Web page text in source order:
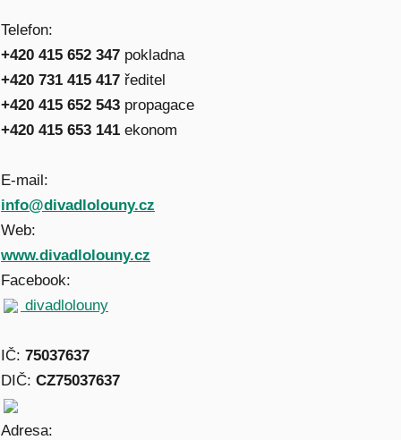
Telefon:
+420 415 652 347 pokladna
+420 731 415 417 ředitel
+420 415 652 543 propagace
+420 415 653 141 ekonom
E-mail:
info@divadlolouny.cz
Web:
www.divadlolouny.cz
Facebook:
divadlolouny
IČ: 75037637
DIČ: CZ75037637
Adresa: